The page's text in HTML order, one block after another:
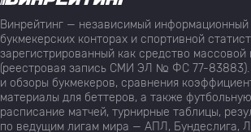
Винрейтинг — независимый информационный
букмекерских конторах и спортивной
зарегистрированный как средство
(реестровая запись СМИ ЭЛ № ФС 77-83883).
и обзоры букмекеров, сравнения
материалы для беттеров, а также
расписание матчей, турнирные таблицы,
по ведущим лигам мира — АПЛ, Бундеслига,